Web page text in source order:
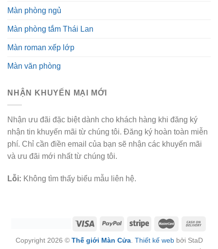
Màn phòng ngủ
Màn phòng tắm Thái Lan
Màn roman xếp lớp
Màn văn phòng
NHẬN KHUYẾN MẠI MỚI
Nhận ưu đãi đặc biệt dành cho khách hàng khi đăng ký
nhận tin khuyến mãi từ chúng tôi. Đăng ký hoàn toàn miễn
phí. Chỉ cần điền email của bạn sẽ nhận các khuyến mãi
và ưu đãi mới nhất từ chúng tôi.
Lỗi: Không tìm thấy biểu mẫu liên hệ.
Copyright 2026 © Thế giới Màn Cửa. Thiết kế webbởi StaD